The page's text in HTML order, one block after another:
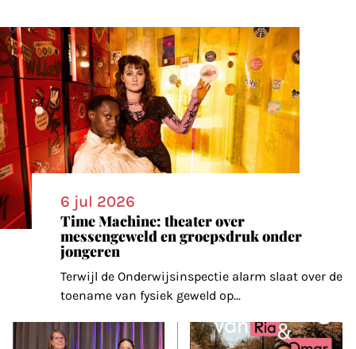
6 jul 2026
Time Machine: theater over
messengeweld en groepsdruk onder
jongeren
Terwijl de Onderwijsinspectie alarm slaat over de
toename van fysiek geweld op...